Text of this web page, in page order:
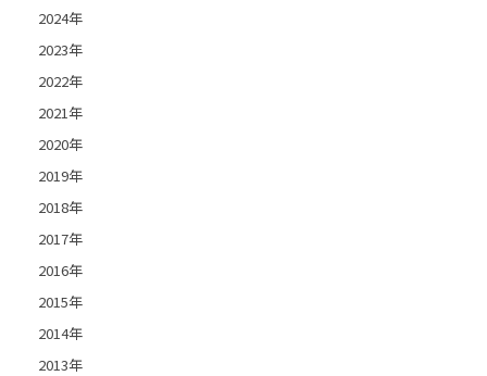
2024年
2023年
2022年
2021年
2020年
2019年
2018年
2017年
2016年
2015年
2014年
2013年